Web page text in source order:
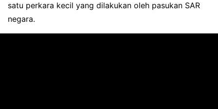
satu perkara kecil yang dilakukan oleh pasukan SAR
negara.